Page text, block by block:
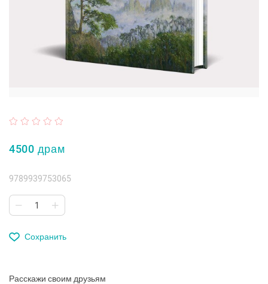
4500 драм
9789939753065
Сохранить
Расскажи своим друзьям